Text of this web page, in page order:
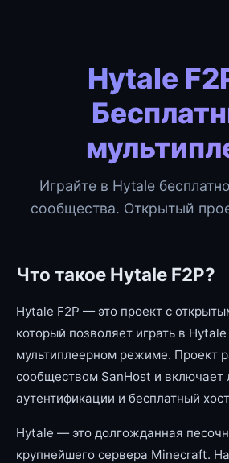
Hytale
Играйте в Hytale
сообщества. Открытый
Что такое Hytale F2P?
Hytale F2P — это проект с
который позволяет играть в
мультиплеерном режиме. Проект
сообществом SanHost и включает
аутентификации и бесплатный
Hytale — это долгожданная
крупнейшего сервера Minecraft.